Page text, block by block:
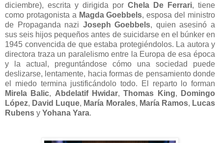
diciembre), escrita y dirigida por Chela De Ferrari, tiene
como protagonista a Magda Goebbels, esposa del ministro
de Propaganda nazi Joseph Goebbels, quien asesinó a
sus seis hijos pequeños antes de suicidarse en el búnker en
1945 convencida de que estaba protegiéndolos. La autora y
directora traza un paralelismo entre la Europa de esa época
y la actual, preguntándose cómo una sociedad puede
deslizarse, lentamente, hacia formas de pensamiento donde
el miedo termina justificándolo todo. El reparto lo forman
Mirela Balic, Abdelatif Hwidar,Thomas King,
Domingo
López, David Luque, María Morales, María Ramos, Lucas
Rubens y Yohana Yara.